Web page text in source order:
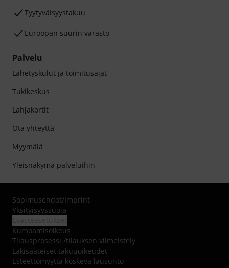
Tyytyväisyystakuu
Euroopan suurin varasto
Palvelu
Lähetyskulut ja toimitusajat
Tukikeskus
Lahjakortit
Ota yhteyttä
Myymälä
Yleisnäkymä palveluihin
Sopimusehdot/Imprint
Yksityisyyssuoja
Kumoamisoikeus
Tilausprosessi /tilauksen viimeistely
Lakisääteiset takuuoikeudet
Esteettömyyttä koskeva lausunto